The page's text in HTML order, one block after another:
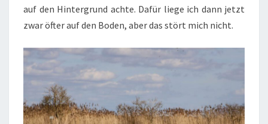
auf den Hintergrund achte. Dafür liege ich dann jetzt
zwar öfter auf den Boden, aber das stört mich nicht.